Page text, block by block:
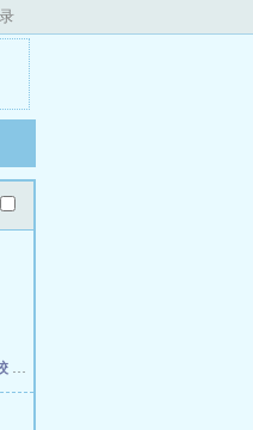
灰烬领主